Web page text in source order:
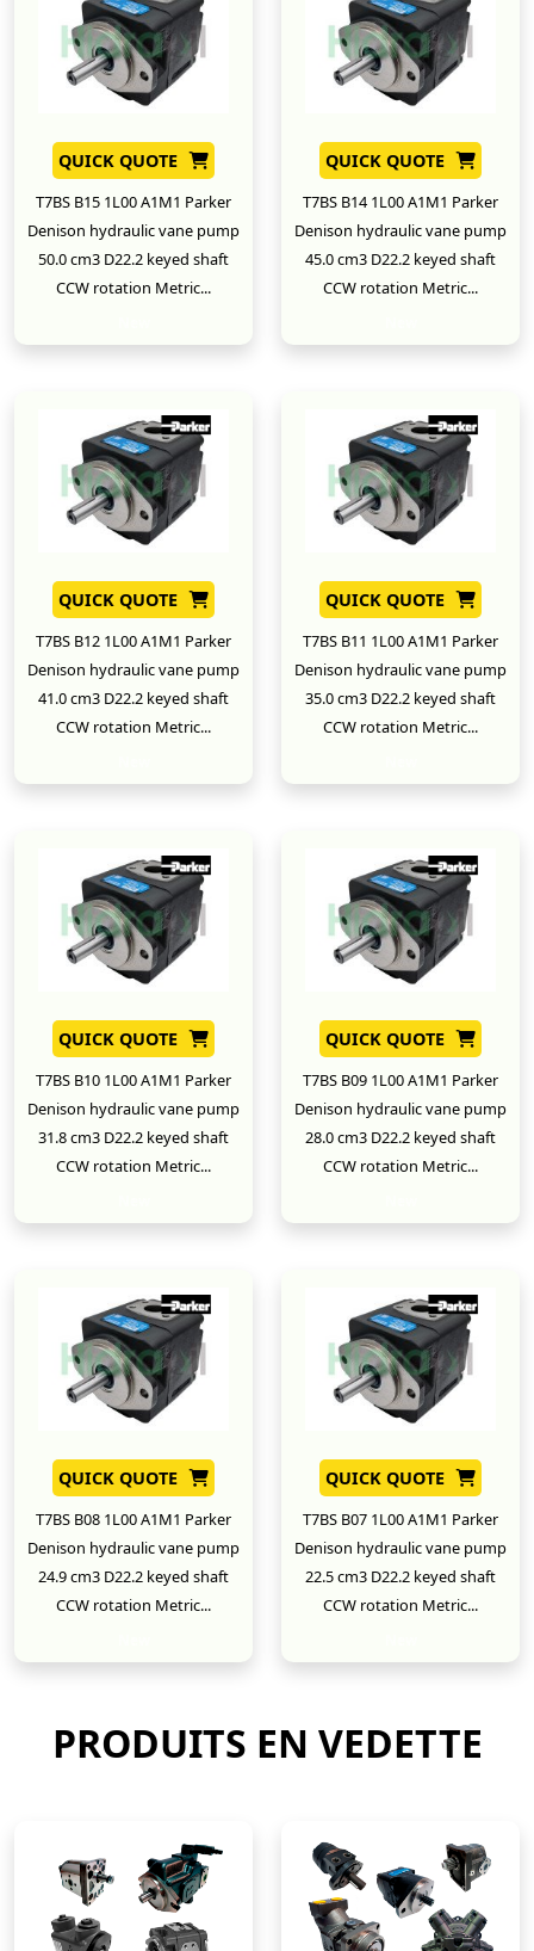
QUICK QUOTE
T7BS B15 1L00 A1M1 Parker
Denison hydraulic vane pump
50.0 cm3 D22.2 keyed shaft
CCW rotation Metric...
QUICK QUOTE
T7BS B14 1L00 A1M1 Parker
Denison hydraulic vane pump
45.0 cm3 D22.2 keyed shaft
CCW rotation Metric...
QUICK QUOTE
T7BS B12 1L00 A1M1 Parker
Denison hydraulic vane pump
41.0 cm3 D22.2 keyed shaft
CCW rotation Metric...
QUICK QUOTE
T7BS B11 1L00 A1M1 Parker
Denison hydraulic vane pump
35.0 cm3 D22.2 keyed shaft
CCW rotation Metric...
QUICK QUOTE
T7BS B10 1L00 A1M1 Parker
Denison hydraulic vane pump
31.8 cm3 D22.2 keyed shaft
CCW rotation Metric...
QUICK QUOTE
T7BS B09 1L00 A1M1 Parker
Denison hydraulic vane pump
28.0 cm3 D22.2 keyed shaft
CCW rotation Metric...
QUICK QUOTE
T7BS B08 1L00 A1M1 Parker
Denison hydraulic vane pump
24.9 cm3 D22.2 keyed shaft
CCW rotation Metric...
QUICK QUOTE
T7BS B07 1L00 A1M1 Parker
Denison hydraulic vane pump
22.5 cm3 D22.2 keyed shaft
CCW rotation Metric...
PRODUITS EN VEDETTE